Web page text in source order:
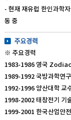
- 현재 재유럽 한인과학
동 중
주요경력
※ 주요경력
1983-1986 영국 Zodiac
1989-1992 국방과학연
1992-1996 양산대학 교
1998-2002 태창전기 기
1999-2001 한국산업안